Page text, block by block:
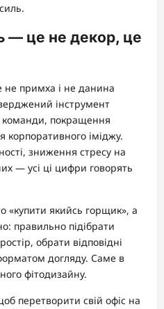
— це не декор, це
не примха і не данина
інструмент
команди, покращення
корпоративного іміджу.
зниження стресу на
— усі ці цифри говорять
«купити якийсь горщик», а
правильно підібрати
обрати відповідні
догляду. Саме в
фітодизайну.
перетворити свій офіс на